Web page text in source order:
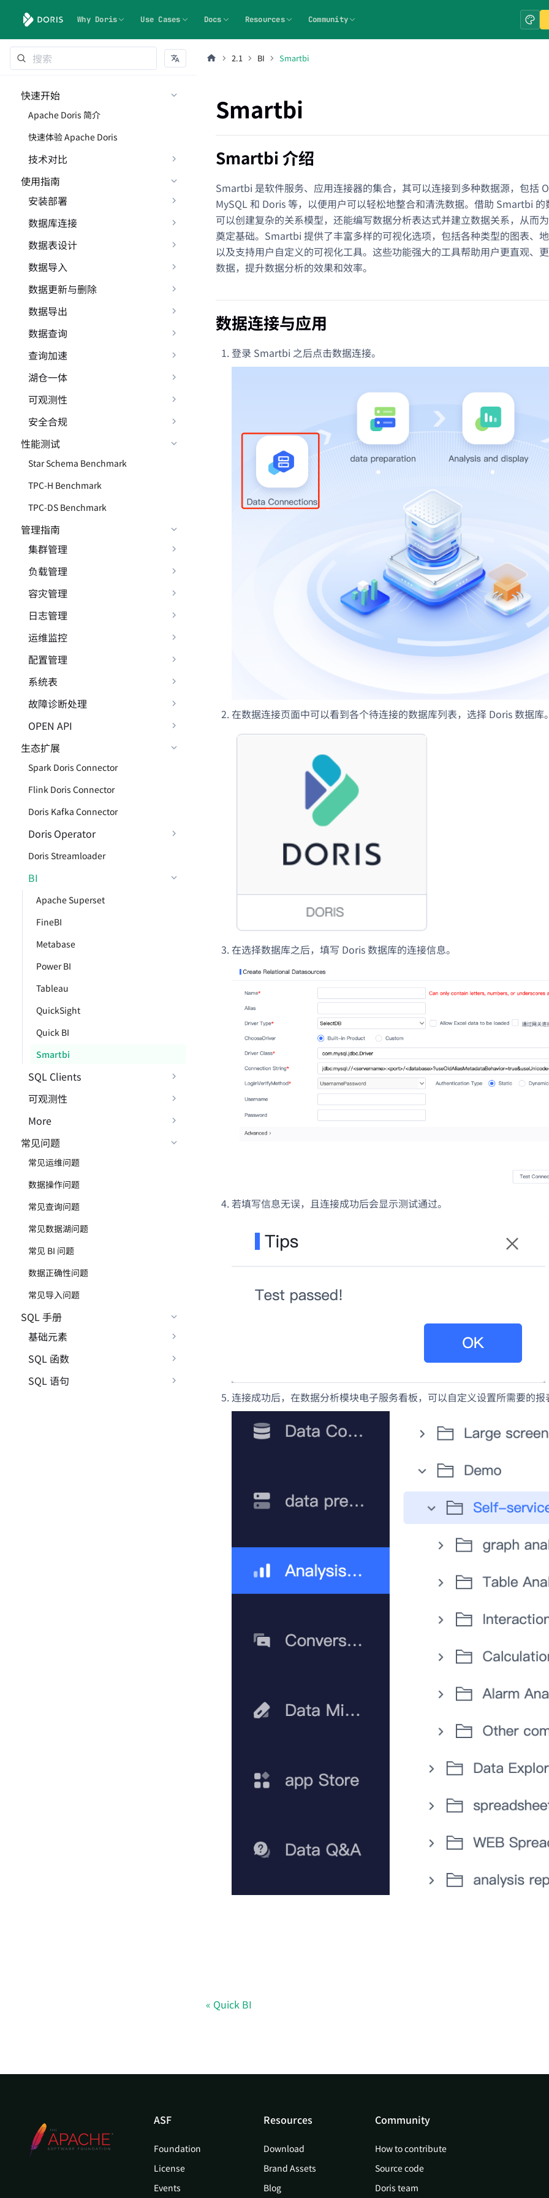
Why Doris Use Cases Docs Resources Community
快速开始
Apache Doris 简介
快速体验 Apache Doris
技术对比
使用指南
安装部署
数据库连接
数据表设计
数据导入
数据更新与删除
数据导出
数据查询
查询加速
湖仓一体
可观测性
安全合规
性能测试
Star Schema Benchmark
TPC-H Benchmark
TPC-DS Benchmark
管理指南
集群管理
负载管理
容灾管理
日志管理
运维监控
配置管理
系统表
故障诊断处理
OPEN API
生态扩展
Spark Doris Connector
Flink Doris Connector
Doris Kafka Connector
Doris Operator
Doris Streamloader
BI
Apache Superset
FineBI
Metabase
Power BI
Tableau
QuickSight
Quick BI
Smartbi
SQL Clients
可观测性
More
常见问题
常见运维问题
数据操作问题
常见查询问题
常见数据湖问题
常见 BI 问题
数据正确性问题
常见导入问题
SQL 手册
基础元素
SQL 函数
SQL 语句
2.1 BI Smartbi
Smartbi
Smartbi 介绍
Smartbi 是软件服务、应用连接器的集合，其可以连接到多种数据源，包括
MySQL 和 Doris 等，以便用户可以轻松地整合和清洗数据。借助 Smartbi
可以创建复杂的关系模型，还能编写数据分析表达式并建立数据关系，从而
奠定基础。Smartbi 提供了丰富多样的可视化选项，包括各种类型的图表、
以及支持用户自定义的可视化工具。这些功能强大的工具帮助用户更直观、
数据，提升数据分析的效果和效率。
数据连接与应用
登录 Smartbi 之后点击数据连接。
在数据连接页面中可以看到各个待连接的数据库列表，选择 Doris 数据库
在选择数据库之后，填写 Doris 数据库的连接信息。
若填写信息无误，且连接成功后会显示测试通过。
连接成功后，在数据分析模块电子服务看板，可以自定义设置所需要的报
Quick BI
ASF
Foundation
License
Events
Resources
Download
Brand Assets
Blog
Community
How to contribute
Source code
Doris team